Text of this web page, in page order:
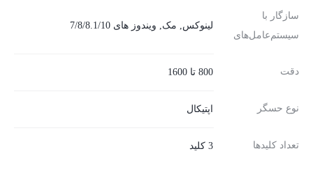
سازگار با
سیستم‌عامل‌های
لینوکس, مک, ویندوز های 7/8/8.1/10
دقت 800 تا 1600
نوع حسگر اپتیکال
تعداد کلیدها 3 کلید